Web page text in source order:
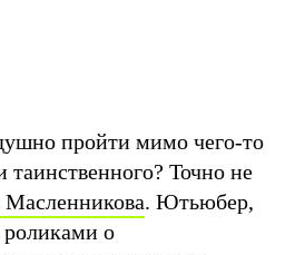
пройти мимо чего-то
таинственного? Точно не
. Ютьюбер,
о